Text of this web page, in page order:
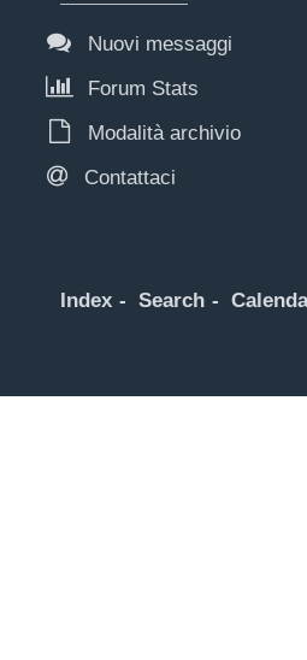
Nuovi messaggi
Forum Stats
Modalità archivio
Contattaci
Index Search